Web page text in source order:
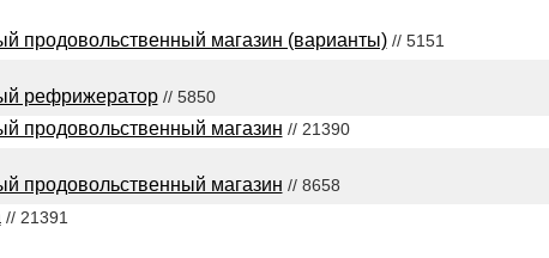
продовольственный магазин (варианты)// 5151
рефрижератор// 5850
продовольственный магазин // 21390
продовольственный магазин // 8658
// 21391